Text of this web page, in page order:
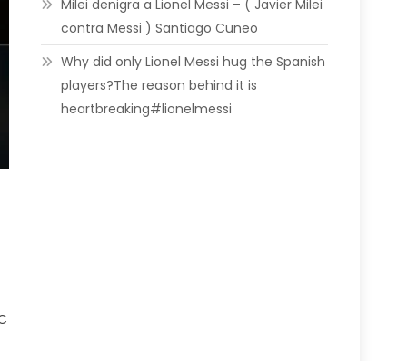
Milei denigra a Lionel Messi – ( Javier Milei
contra Messi ) Santiago Cuneo
Why did only Lionel Messi hug the Spanish
players?The reason behind it is
heartbreaking#lionelmessi